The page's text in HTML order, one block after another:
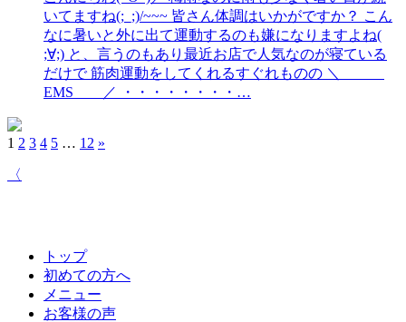
いてますね(;_;)/~~~ 皆さん体調はいかがですか？ こん
なに暑いと外に出て運動するのも嫌になりますよね(
;∀;) と、言うのもあり最近お店で人気なのが寝ている
だけで 筋肉運動をしてくれるすぐれものの ＼
EMS ／ ・・・・・・・・…
1 2 3 4 5 … 12 »
〈
トップ
初めての方へ
メニュー
お客様の声